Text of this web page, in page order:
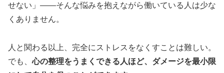
せない」――そんな悩みを抱えながら働いている人は少な
くありません。
人と関わる以上、完全にストレスをなくすことは難しい。
でも、心の整理をうまくできる人ほど、ダメージを最小限